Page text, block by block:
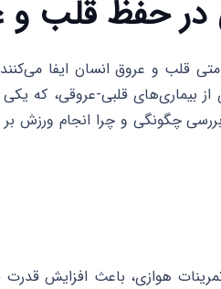
در حفظ قلب و
قلب و عروق انسان ایفا
بیماری‌های قلبی-عروقی، که
چگونگی و چرا انجام ورزش بر
هوازی، باعث افزایش